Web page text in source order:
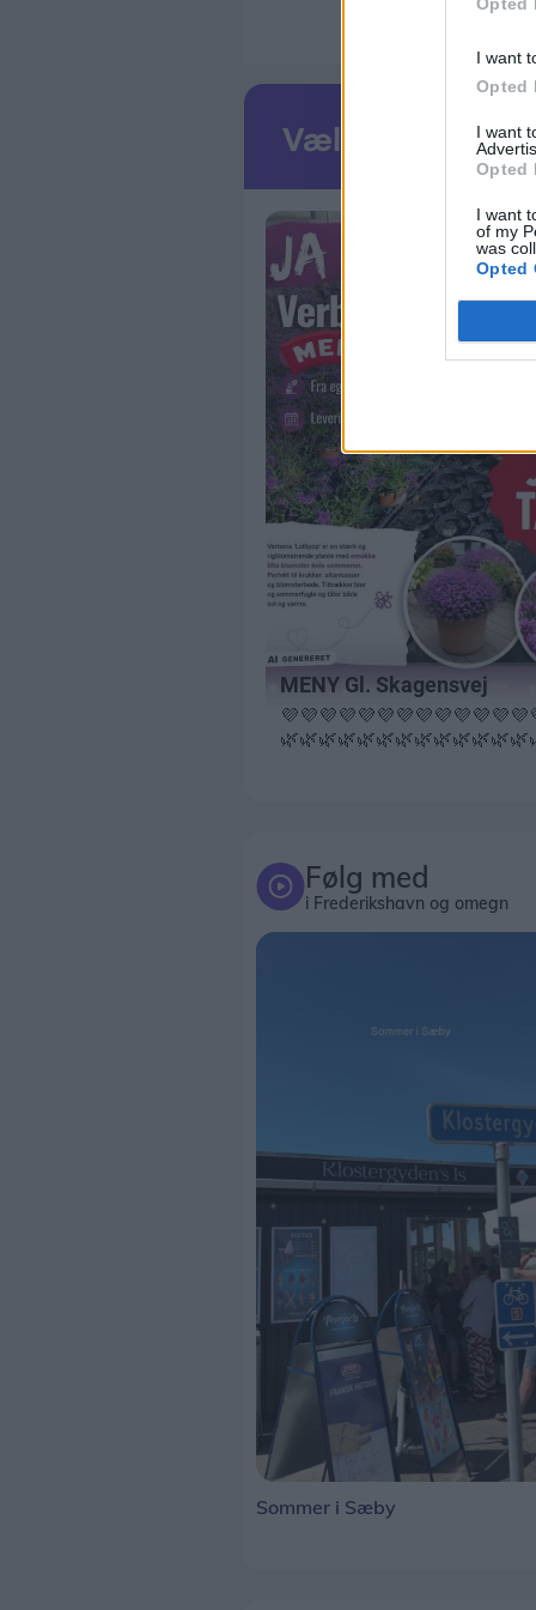
I want
Opted
I want
Opted
I want
of my
was
Opted
Følg med
i Frederikshavn og omegn
Sommer i Sæby